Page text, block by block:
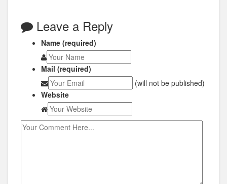
Leave a Reply
Name (required)
Mail (required)
(will not be published)
Website